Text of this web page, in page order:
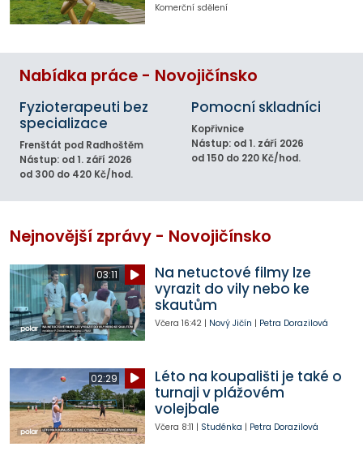
Komerční sdělení
Nabídka práce - Novojičínsko
Fyzioterapeuti bez
specializace
Frenštát pod Radhoštěm
Nástup: od 1. září 2026
od 300 do 420 Kč/hod.
Pomocní skladníci
Kopřivnice
Nástup: od 1. září 2026
od 150 do 220 Kč/hod.
Nejnovější zprávy - Novojičínsko
03:11
Na netuctové filmy lze
vyrazit do vily nebo ke
skautům
Včera 16:42| Nový Jičín | Petra Dorazilová
02:29
Léto na koupališti je také o
turnaji v plážovém
volejbale
Včera 8:11 | Studénka | Petra Dorazilová